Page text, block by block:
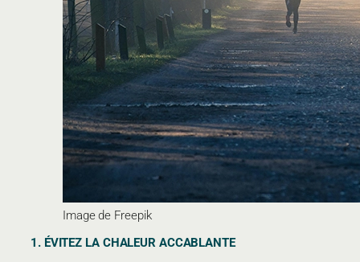
Image de Freepik
1. ÉVITEZ LA CHALEUR ACCABLANTE